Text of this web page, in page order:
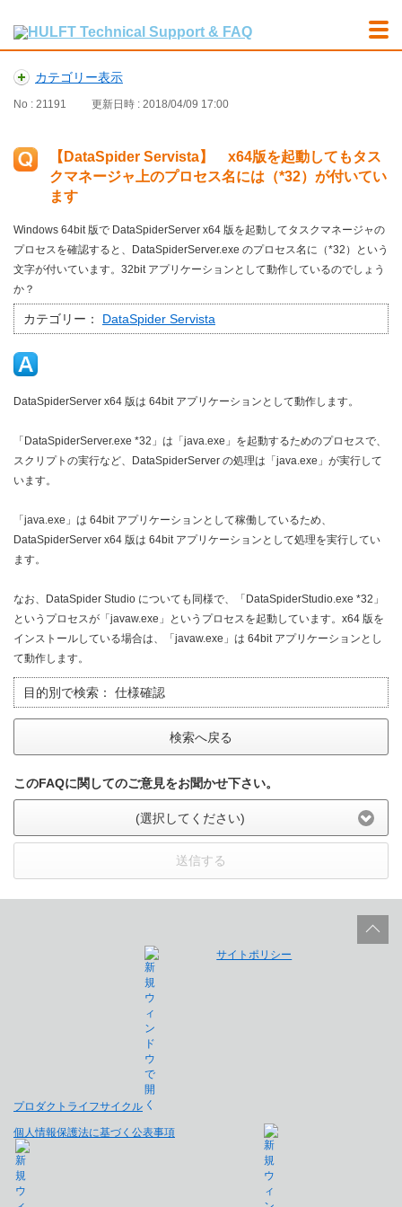
カテゴリー表示
No : 21191 更新日時 : 2018/04/09 17:00
【DataSpider Servista】 x64版を起動してもタス
クマネージャ上のプロセス名には（*32）が付いてい
ます
Windows 64bit 版で DataSpiderServer x64 版を起動してタスクマネージャの
プロセスを確認すると、DataSpiderServer.exe のプロセス名に（*32）という
文字が付いています。32bit アプリケーションとして動作しているのでしょう
か？
カテゴリー： DataSpider Servista
DataSpiderServer x64 版は 64bit アプリケーションとして動作します。
「DataSpiderServer.exe *32」は「java.exe」を起動するためのプロセスで、
スクリプトの実行など、DataSpiderServer の処理は「java.exe」が実行して
います。
「java.exe」は 64bit アプリケーションとして稼働しているため、
DataSpiderServer x64 版は 64bit アプリケーションとして処理を実行してい
ます。
なお、DataSpider Studio についても同様で、「DataSpiderStudio.exe *32」
というプロセスが「javaw.exe」というプロセスを起動しています。x64 版を
インストールしている場合は、「javaw.exe」は 64bit アプリケーションとし
て動作します。
目的別で検索： 仕様確認
検索へ戻る
このFAQに関してのご意見をお聞かせ下さい。
(選択してください)
送信する
プロダクトライフサイクル
サイトポリシー
個人情報保護法に基づく公表事項